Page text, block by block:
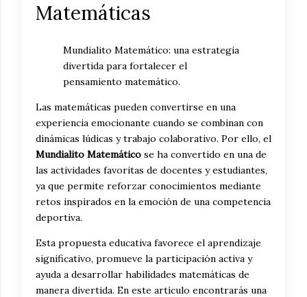
Matemáticas
Mundialito Matemático: una estrategia
divertida para fortalecer el
pensamiento matemático.
Las matemáticas pueden convertirse en una
experiencia emocionante cuando se combinan con
dinámicas lúdicas y trabajo colaborativo. Por ello, el
Mundialito Matemático se ha convertido en una de
las actividades favoritas de docentes y estudiantes,
ya que permite reforzar conocimientos mediante
retos inspirados en la emoción de una competencia
deportiva.
Esta propuesta educativa favorece el aprendizaje
significativo, promueve la participación activa y
ayuda a desarrollar habilidades matemáticas de
manera divertida. En este artículo encontrarás una